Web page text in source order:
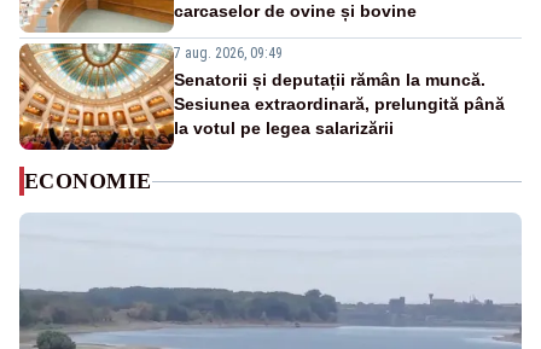
carcaselor de ovine și bovine
7 aug. 2026, 09:49
Senatorii și deputații rămân la muncă.
Sesiunea extraordinară, prelungită până
la votul pe legea salarizării
ECONOMIE